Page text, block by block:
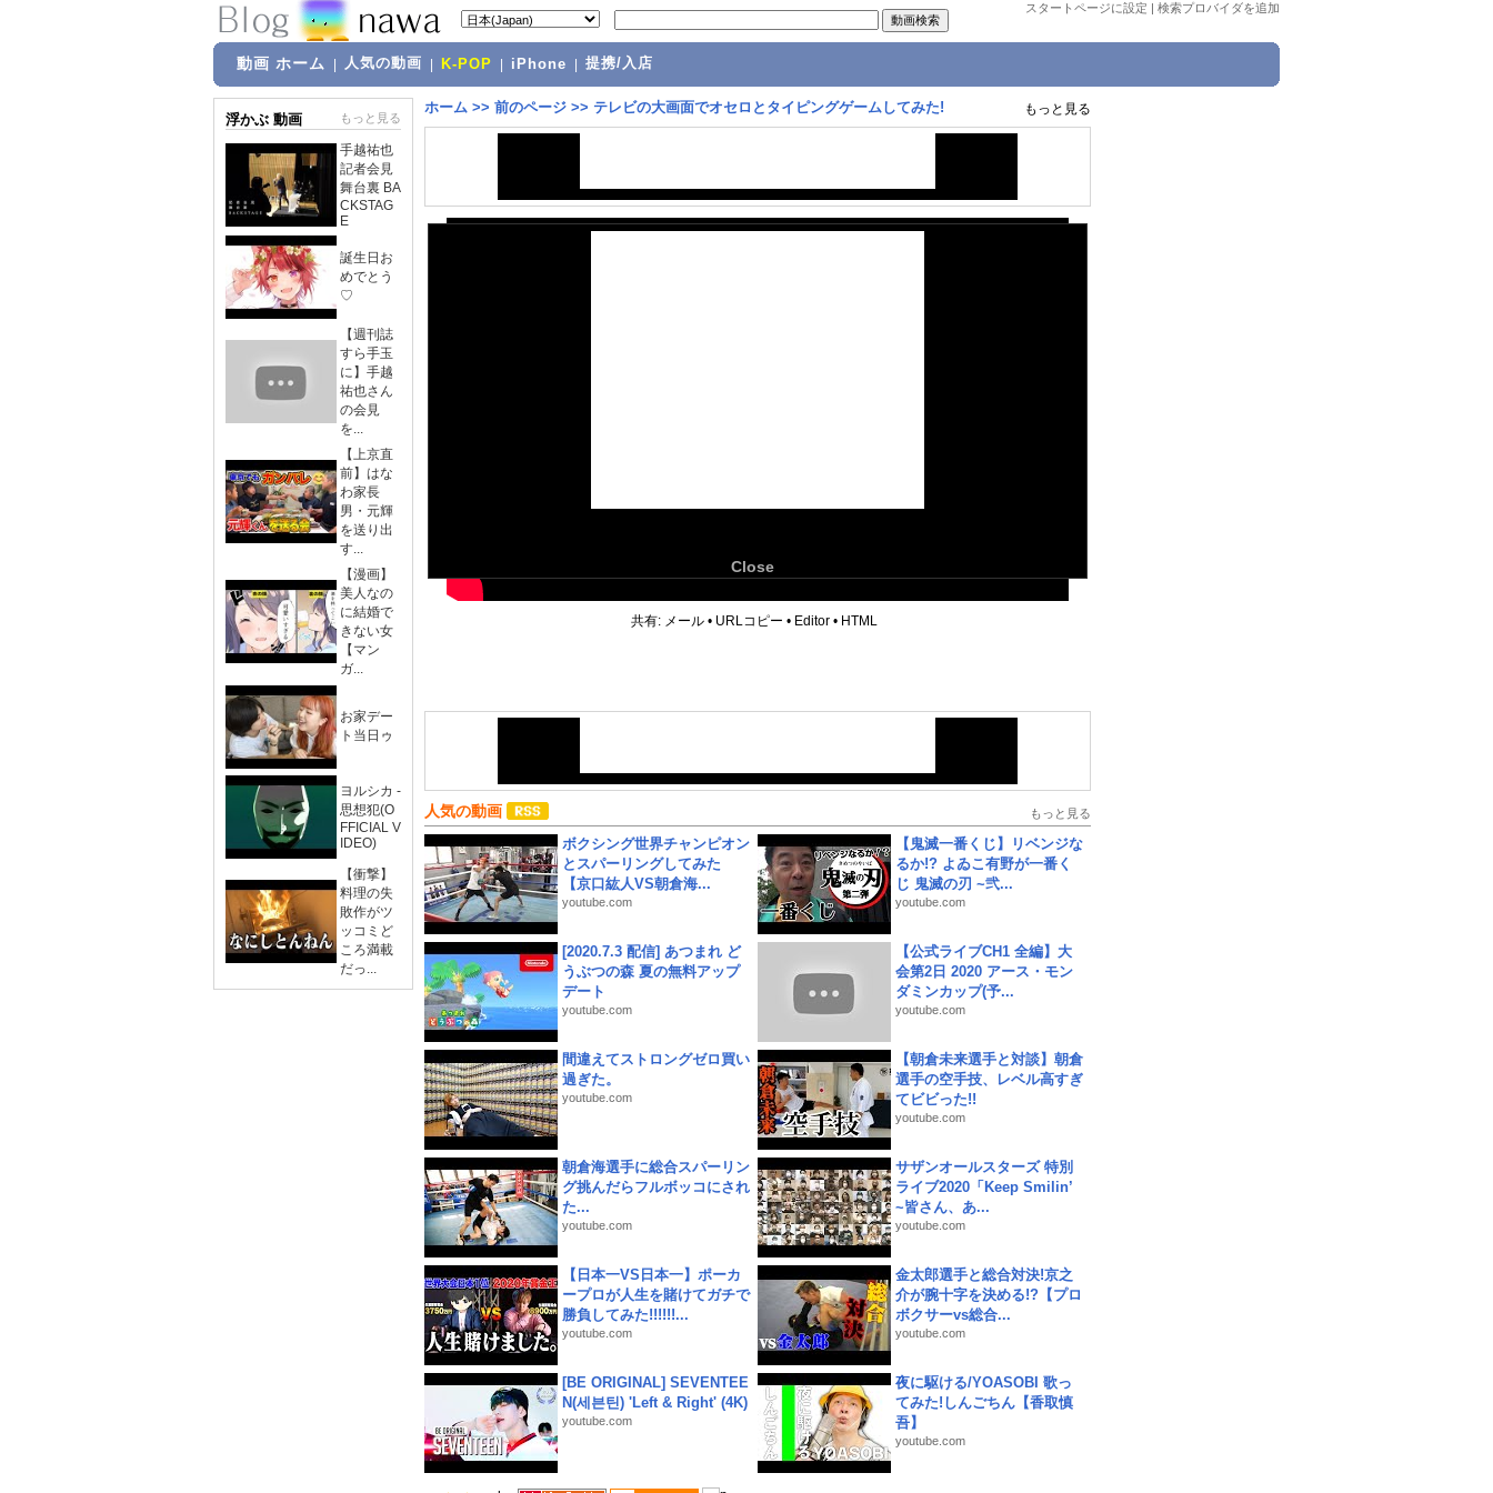
スタートページに設定 | 検索プロバイダを追加
動画 ホーム 人気の動画 K-POP iPhone 提携/入店
浮かぶ 動画 もっと見る
手越祐也
記者会見
舞台裏 BA
CKSTAG
E
誕生日お
めでとう
♡
【週刊誌
すら手玉
に】手越
祐也さん
の会見
を...
【上京直
前】はな
わ家長
男・元輝
を送り出
す...
【漫画】
美人なの
に結婚で
きない女
【マン
ガ...
お家デー
ト当日ゥ
ヨルシカ -
思想犯(O
FFICIAL V
IDEO)
【衝撃】
料理の失
敗作がツ
ッコミど
ころ満載
だっ...
ホーム >> 前のページ >> テレビの大画面でオセロとタイピングゲームしてみた! もっと見る
Close
共有: メール • URLコピー • Editor • HTML
人気の動画 もっと見る
ボクシング世界チャンピオン
とスパーリングしてみた
【京口紘人VS朝倉海...
youtube.com
【鬼滅一番くじ】リベンジな
るか!? よゐこ有野が一番く
じ 鬼滅の刃 ~弐...
youtube.com
[2020.7.3 配信] あつまれ ど
うぶつの森 夏の無料アップ
デート
youtube.com
【公式ライブCH1 全編】大
会第2日 2020 アース・モン
ダミンカップ(予...
youtube.com
間違えてストロングゼロ買い
過ぎた。
youtube.com
【朝倉未来選手と対談】朝倉
選手の空手技、レベル高すぎ
てビビった!!
youtube.com
朝倉海選手に総合スパーリン
グ挑んだらフルボッコにされ
た...
youtube.com
サザンオールスターズ 特別
ライブ2020「Keep Smilin’
~皆さん、あ...
youtube.com
【日本一VS日本一】ポーカ
ープロが人生を賭けてガチで
勝負してみた!!!!!!...
youtube.com
金太郎選手と総合対決!京之
介が腕十字を決める!?【プロ
ボクサーvs総合...
youtube.com
[BE ORIGINAL] SEVENTEE
N(세븐틴) 'Left & Right' (4K)
youtube.com
夜に駆ける/YOASOBI 歌っ
てみた!しんごちん【香取慎
吾】
youtube.com